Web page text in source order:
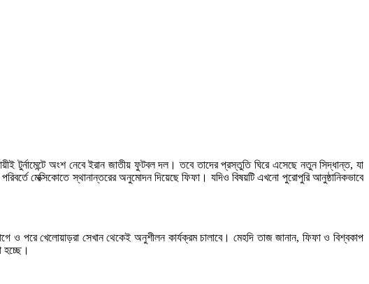
টুর্নামেন্টে অংশ নেবে ইরান জাতীয় ফুটবল দল। তবে তাদের প্রস্তুতি ঘিরে এসেছে নতুন সিদ্ধান্ত, যা
মেক্সিকোতে স্থানান্তরের অনুমোদন দিয়েছে ফিফা। যদিও বিষয়টি এখনো পুরোপুরি আনুষ্ঠানিকভাবে
ও পরে খেলোয়াড়রা সেখান থেকেই অনুশীলন কার্যক্রম চালাবে। মেহদি তাজ জানান, ফিফা ও বিশ্বকাপ
হচ্ছে।